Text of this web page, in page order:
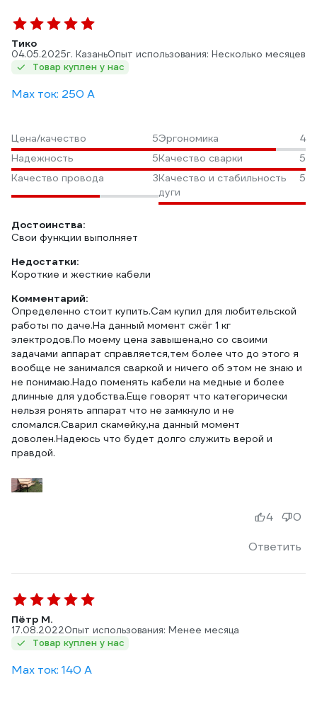
Тико
04.05.2025г. КазаньОпыт использования: Несколько месяцев
Товар куплен у нас
Max ток: 250 А
Цена/качество 5Эргономика
4
Надежность
5Качество сварки
5
Качество провода
3Качество и стабильность
дуги
5
Достоинства:
Свои функции выполняет
Недостатки:
Короткие и жесткие кабели
Комментарий:
Определенно стоит купить.Сам купил для любительской
работы по даче.На данный момент сжёг 1 кг
электродов.По моему цена завышена,но со своими
задачами аппарат справляется,тем более что до этого я
вообще не занимался сваркой и ничего об этом не знаю и
не понимаю.Надо поменять кабели на медные и более
длинные для удобства.Еще говорят что категорически
нельзя ронять аппарат что не замкнуло и не
сломался.Сварил скамейку,на данный момент
доволен.Надеюсь что будет долго служить верой и
правдой.
Ответить
4 0
Пётр М.
17.08.2022Опыт использования: Менее месяца
Товар куплен у нас
Max ток: 140 А